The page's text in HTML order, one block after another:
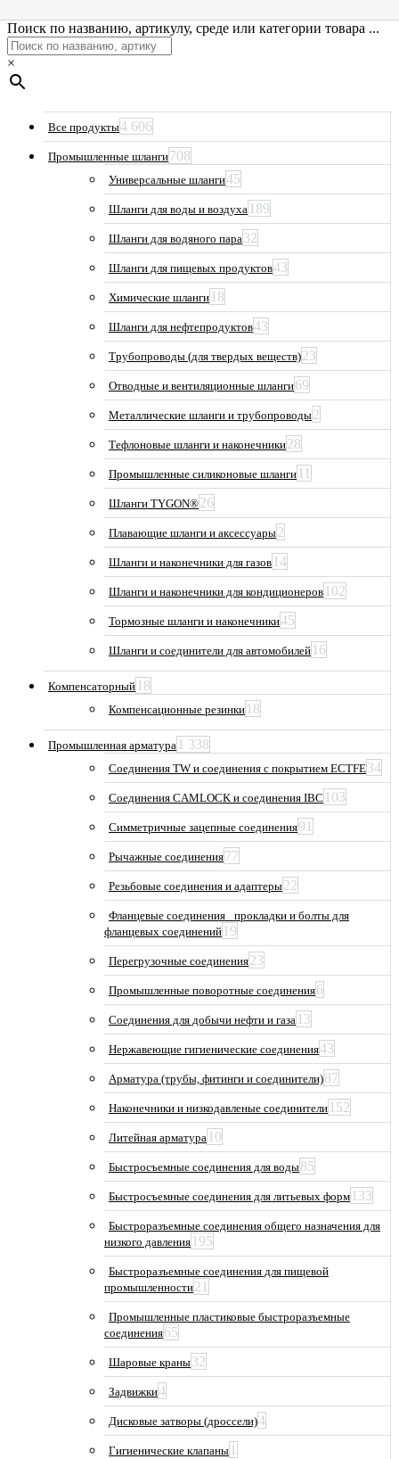
Поиск по названию, артикулу, среде или категории товара ...
×
Все продукты4 606
Промышленные шланги708
Универсальные шланги45
Шланги для воды и воздуха 189
Шланги для водяного пара32
Шланги для пищевых продуктов43
Химические шланги 18
Шланги для нефтепродуктов43
Трубопроводы (для твердых веществ)23
Отводные и вентиляционные шланги69
Металлические шланги и трубопроводы2
Тефлоновые шланги и наконечники28
Промышленные силиконовые шланги 11
Шланги TYGON®26
Плавающие шланги и аксессуары2
Шланги и наконечники для газов 14
Шланги и наконечники для кондиционеров 102
Тормозные шланги и наконечники45
Шланги и соединители для автомобилей 16
Компенсаторный 18
Компенсационные резинки 18
Промышленная арматура 1 338
Соединения TW и соединения с покрытием ECTFE34
Соединения CAMLOCK и соединения IBC 103
Симметричные зацепные соединения91
Рычажные соединения77
Резьбовые соединения и адаптеры22
Фланцевые соединения_ прокладки и болты для
фланцевых соединений 19
Перегрузочные соединения23
Промышленные поворотные соединения6
Соединения для добычи нефти и газа 13
Нержавеющие гигиенические соединения43
Арматура (трубы, фитинги и соединители)87
Наконечники и низкодавленые соединители 152
Литейная арматура 10
Быстросъемные соединения для воды85
Быстросъемные соединения для литьевых форм 133
Быстроразъемные соединения общего назначения для
низкого давления 195
Быстроразъемные соединения для пищевой
промышленности21
Промышленные пластиковые быстроразъемные
соединения65
Шаровые краны32
Задвижки4
Дисковые затворы (дроссели)4
Гигиенические клапаны 1